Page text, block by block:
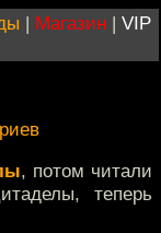
| Магазин | VIP
, потом читали
теперь